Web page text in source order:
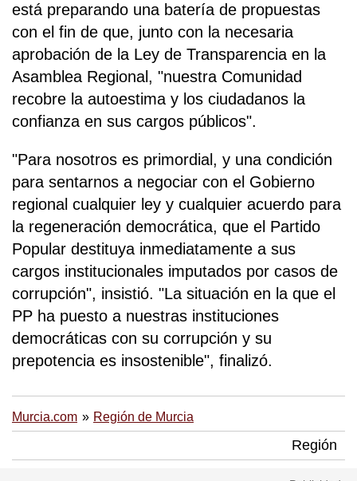
está preparando una batería de propuestas
con el fin de que, junto con la necesaria
aprobación de la Ley de Transparencia en la
Asamblea Regional, "nuestra Comunidad
recobre la autoestima y los ciudadanos la
confianza en sus cargos públicos".
"Para nosotros es primordial, y una condición
para sentarnos a negociar con el Gobierno
regional cualquier ley y cualquier acuerdo para
la regeneración democrática, que el Partido
Popular destituya inmediatamente a sus
cargos institucionales imputados por casos de
corrupción", insistió. "La situación en la que el
PP ha puesto a nuestras instituciones
democráticas con su corrupción y su
prepotencia es insostenible", finalizó.
Murcia.com Región de Murcia
Región